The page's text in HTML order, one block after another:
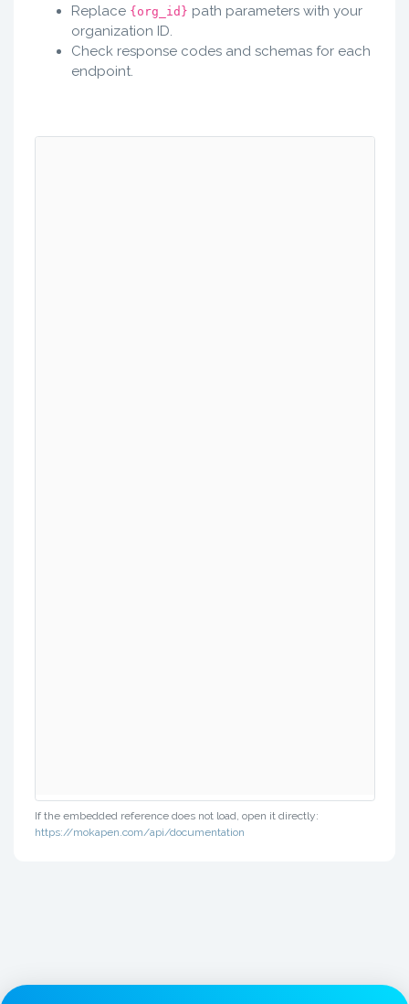
Replace {org_id} path parameters with your
organization ID.
Check response codes and schemas for each
endpoint.
If the embedded reference does not load, open it directly:
https://mokapen.com/api/documentation